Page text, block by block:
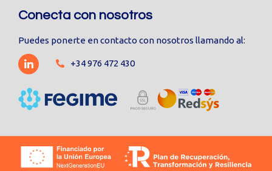
Conecta con nosotros
Puedes ponerte en contacto con nosotros llamando al:
+34 976 472 430